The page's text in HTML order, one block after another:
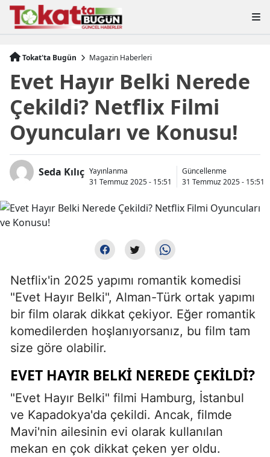
Tokat'ta Bugün Magazin Haberleri
Evet Hayır Belki Nerede
Çekildi? Netflix Filmi
Oyuncuları ve Konusu!
Seda Kılıç Yayınlanma
31 Temmuz 2025 - 15:51
Güncellenme
31 Temmuz 2025 - 15:51
Netflix'in 2025 yapımı romantik komedisi
"Evet Hayır Belki", Alman-Türk ortak yapımı
bir film olarak dikkat çekiyor. Eğer romantik
komedilerden hoşlanıyorsanız, bu film tam
size göre olabilir.
EVET HAYIR BELKI NEREDE ÇEKILDI?
"Evet Hayır Belki" filmi Hamburg, İstanbul
ve Kapadokya'da çekildi. Ancak, filmde
Mavi'nin ailesinin evi olarak kullanılan
mekan en çok dikkat çeken yer oldu.